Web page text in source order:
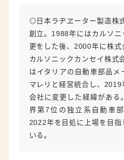
◎日本ラヂヱーター製造株
創立。1988年にはカルソ
更をした後、2000年に株
カルソニックカンセイ株式
はイタリアの自動車部品メ
マレリと経営統合し、
会社に変更した経緯がある
界第7位の独立系自動車
2022年を目処に上場を目指
いる。